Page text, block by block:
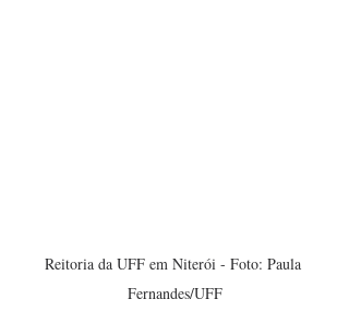
Reitoria da UFF em Niterói - Foto: Paula
Fernandes/UFF